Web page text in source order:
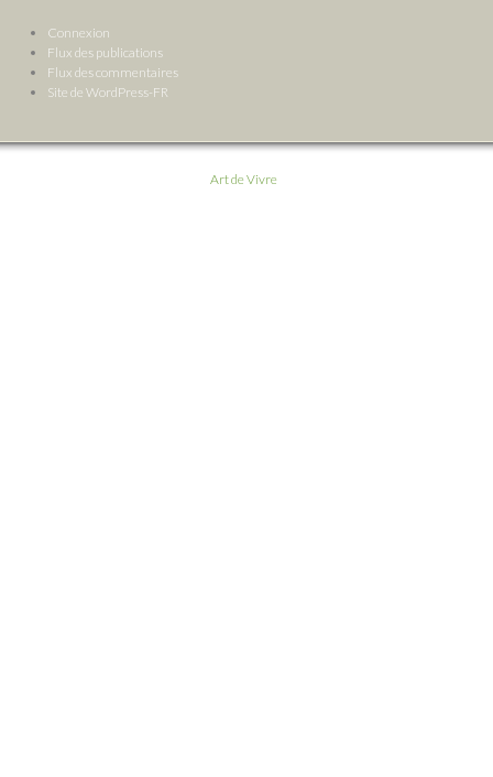
Connexion
Flux des publications
Flux des commentaires
Site de WordPress-FR
Art de Vivre